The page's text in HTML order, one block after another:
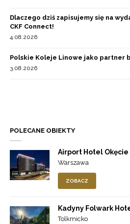
Dlaczego dziś zapisujemy się na
CKF Connect!
4.08.2026
Polskie Koleje Linowe jako partner
3.08.2026
POLECANE OBIEKTY
Airport Hotel Okęcie
Warszawa
ZOBACZ
Kadyny Folwark
Tolkmicko